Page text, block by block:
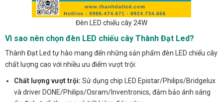
Đèn LED chiếu cây 24W
Vì sao nên chọn đèn LED chiếu cây Thành Đạt Led?
Thành Đạt Led tự hào mang đến những sản phẩm đèn LED chiếu cây
chất lượng cao với nhiều ưu điểm vượt trội:
Chất lượng vượt trội: Sử dụng chip LED Epistar/Philips/Bridgelux
và driver DONE/Philips/Osram/Inventronics, đảm bảo ánh sáng